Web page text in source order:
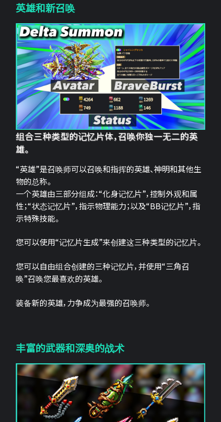
英雄和新召唤
组合三种类型的记忆片体，召唤你独一无二的英
雄。
“英雄”是召唤师可以召唤和指挥的英雄、神明和其他生
物的总称。
一个英雄由三部分组成：“化身记忆片”，控制外观和属
性；“状态记忆片”，指示物理能力；以及“BB记忆片”，指
示特殊技能。
您可以使用“记忆片生成”来创建这三种类型的记忆片。
您可以自由组合创建的三种记忆片，并使用“三角召
唤”召唤您最喜欢的英雄。
装备新的英雄，力争成为最强的召唤师。
丰富的武器和深奥的战术